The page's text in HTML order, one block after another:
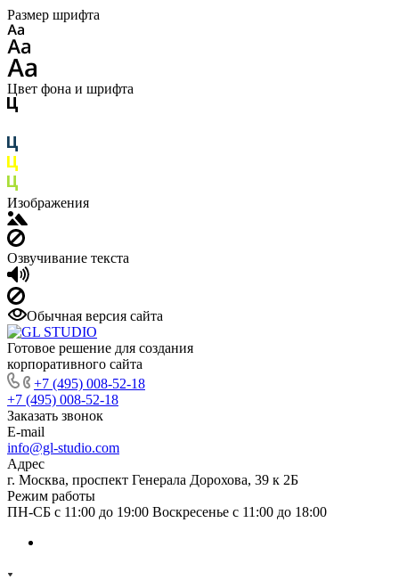
Размер шрифта
Цвет фона и шрифта
Изображения
Озвучивание текста
Обычная версия сайта
Готовое решение для создания
корпоративного сайта
+7 (495) 008-52-18
+7 (495) 008-52-18
Заказать звонок
E-mail
info@gl-studio.com
Адрес
г. Москва, проспект Генерала Дорохова, 39 к 2Б
Режим работы
ПН-СБ с 11:00 до 19:00 Воскресенье с 11:00 до 18:00